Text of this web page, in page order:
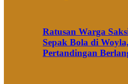
Ratusan Warga
Sepak Bola di
Pertandingan